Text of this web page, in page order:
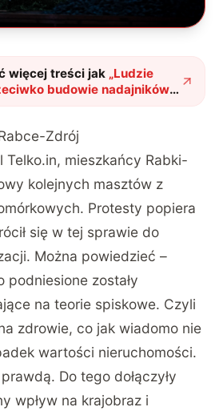
więcej treści jak „Ludzie
budowie nadajników.
to źle?"?
Zdrój
Telko.in, mieszkańcy Rabki-
kolejnych masztów z
Protesty popiera
się w tej sprawie do
Można powiedzieć –
podniesione zostały
na teorie spiskowe. Czyli
zdrowie, co jak wiadomo nie
wartości nieruchomości.
. Do tego dołączyły
wpływ na krajobraz i